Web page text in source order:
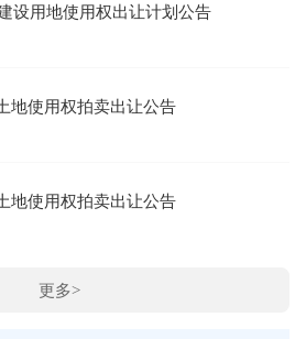
设用地使用权出让计划公告
地使用权拍卖出让公告
地使用权拍卖出让公告
更多>